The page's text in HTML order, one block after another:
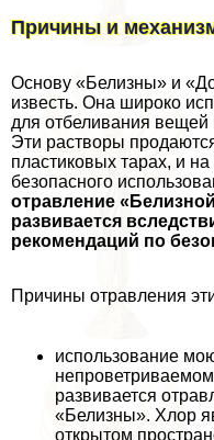
Причины и
Основу «Белизны» и
известь. Она широко
для отбеливания
Эти растворы
пластиковых тарах, и
безопасного
отравление
развивается
рекомендаций по
Причины отравления
использование
развивается
«Белизны». Хлор
открытом